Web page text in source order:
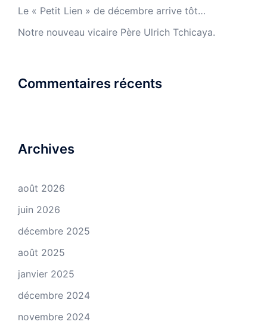
Le « Petit Lien » de décembre arrive tôt…
Notre nouveau vicaire Père Ulrich Tchicaya.
Commentaires récents
Archives
août 2026
juin 2026
décembre 2025
août 2025
janvier 2025
décembre 2024
novembre 2024